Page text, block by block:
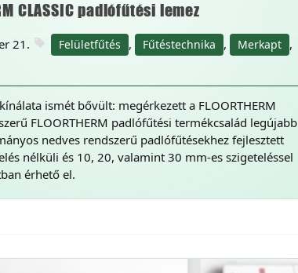
CLASSIC padlófűtési lemez
21. Felületfűtés , Fűtéstechnika , Merkapt ,
ismét bővült: megérkezett a FLOORTHERM
FLOORTHERM padlófűtési termékcsalád legújabb
nedves rendszerű padlófűtésekhez fejlesztett
nélküli és 10, 20, valamint 30 mm-es szigeteléssel
érhető el.